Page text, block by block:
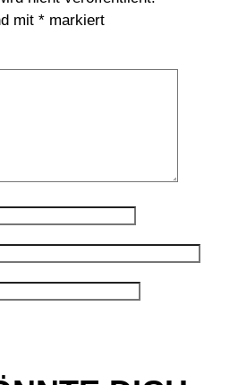
mit * markiert